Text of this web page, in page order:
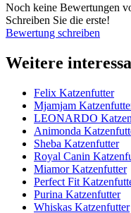
Noch keine Bewertungen
Schreiben Sie die erste!
Bewertung schreiben
Weitere
Felix Katzenfutter
Mjamjam
LEONARDO
Animonda
Sheba Katzenfutter
Royal Canin
Miamor Katzenfutter
Perfect Fit
Purina Katzenfutter
Whiskas Katzenfutter